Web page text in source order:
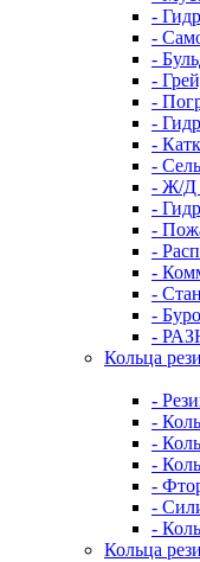
-
-
-
-
-
-
-
-
- Ж/Д
-
-
-
-
-
-
-
Кольца
-
-
-
-
-
-
-
Кольца